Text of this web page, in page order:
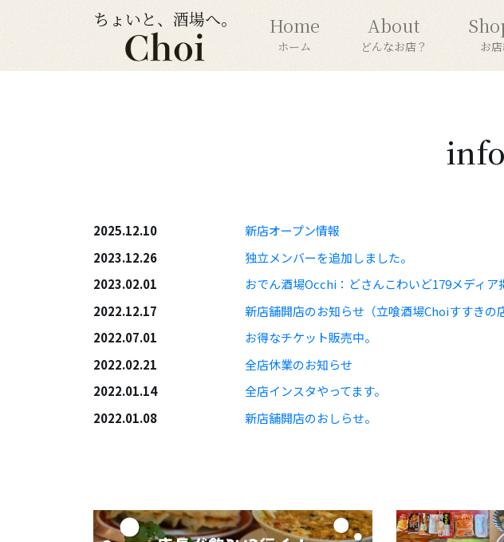
ちょいと、酒場へ。 Home
ホーム
About
どんなお店？ お
2025.12.10
新店オープン情報
2023.12.26
独立メンバーを追加しました。
2023.02.01
おでん酒場Occhi：どさんこわいど179メディア
2022.12.17
新店舗開店のお知らせ（立喰酒場Choiすすきの
2022.07.01
お得なチケット販売中。
2022.02.21
全店休業のお知らせ
2022.01.14
全店インスタやってます。
2022.01.08
新店舗開店のおしらせ。